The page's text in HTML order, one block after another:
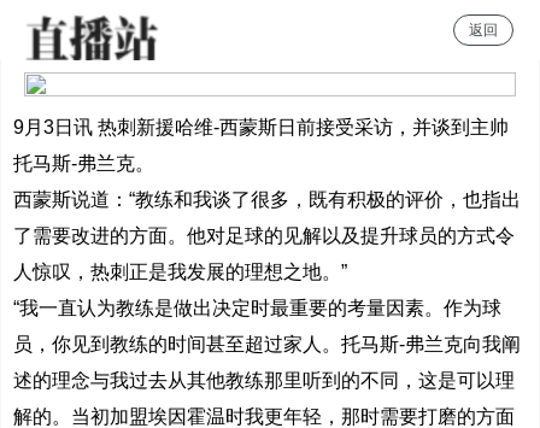
雨燕体育直播
返回
9月3日讯 热刺新援哈维-西蒙斯日前接受采访，并谈到主帅
托马斯-弗兰克。
西蒙斯说道：“教练和我谈了很多，既有积极的评价，也指出
了需要改进的方面。他对足球的见解以及提升球员的方式令
人惊叹，热刺正是我发展的理想之地。”
“我一直认为教练是做出决定时最重要的考量因素。作为球
员，你见到教练的时间甚至超过家人。托马斯-弗兰克向我阐
述的理念与我过去从其他教练那里听到的不同，这是可以理
解的。当初加盟埃因霍温时我更年轻，那时需要打磨的方面